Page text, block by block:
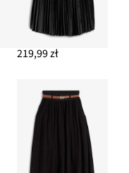
219,99 zł